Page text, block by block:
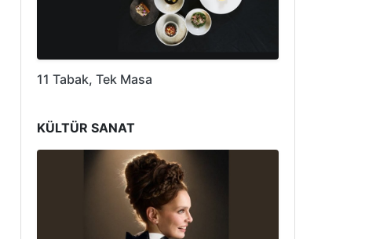
11 Tabak, Tek Masa
KÜLTÜR SANAT